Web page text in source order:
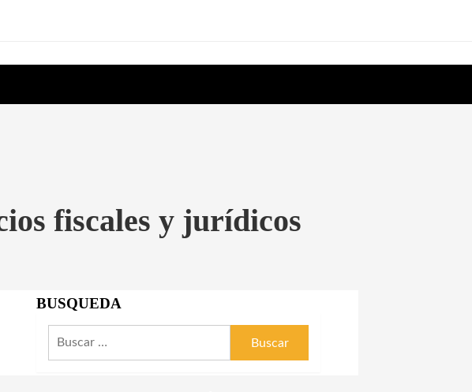
fiscales y jurídicos
BUSQUEDA
Buscar: